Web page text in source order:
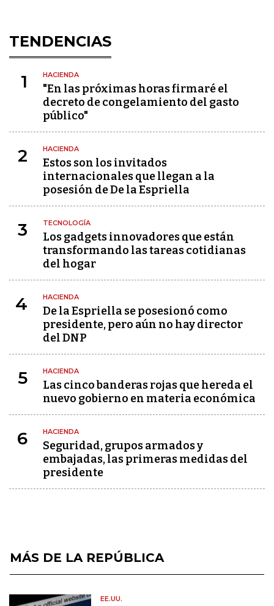
TENDENCIAS
1 HACIENDA
"En las próximas horas firmaré el
decreto de congelamiento del gasto
público"
2 HACIENDA
Estos son los invitados
internacionales que llegan a la
posesión de De la Espriella
3 TECNOLOGÍA
Los gadgets innovadores que están
transformando las tareas cotidianas
del hogar
4 HACIENDA
De la Espriella se posesionó como
presidente, pero aún no hay director
del DNP
5 HACIENDA
Las cinco banderas rojas que hereda el
nuevo gobierno en materia económica
6 HACIENDA
Seguridad, grupos armados y
embajadas, las primeras medidas del
presidente
MÁS DE LA REPÚBLICA
EE.UU.